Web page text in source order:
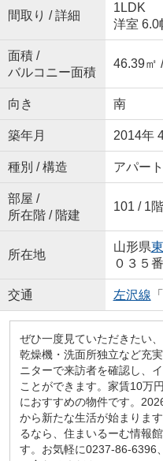
間取り / 詳細
1LDK
洋室 6.0
面積 /
バルコニー面積
46.39㎡
向き 南
築年月 2014年
種別 / 構造 アパー
部屋 /
所在階 / 階建
101 / 1
所在地
山形県
０３５
交通 左沢線 「
ぜひ一度見ていただきたい
乾燥機・洗面所独立など充
ニターで来訪者を確認し、
ことができます。家賃10万
におすすめの物件です。
から新たな生活が始まりま
るなら、住まいるーむ情報
す。お気軽に0237-86-6396